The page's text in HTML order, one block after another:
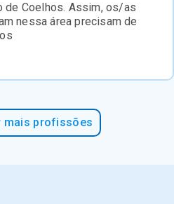
de Coelhos. Assim, os/as
nessa área precisam de
mais profissões